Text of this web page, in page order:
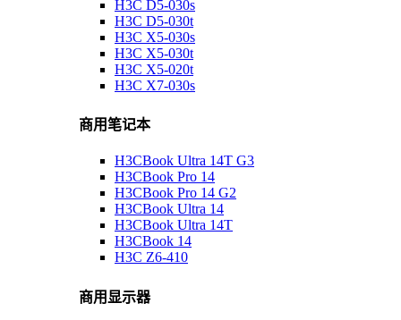
H3C D5-030s
H3C D5-030t
H3C X5-030s
H3C X5-030t
H3C X5-020t
H3C X7-030s
商用笔记本
H3CBook Ultra 14T G3
H3CBook Pro 14
H3CBook Pro 14 G2
H3CBook Ultra 14
H3CBook Ultra 14T
H3CBook 14
H3C Z6-410
商用显示器